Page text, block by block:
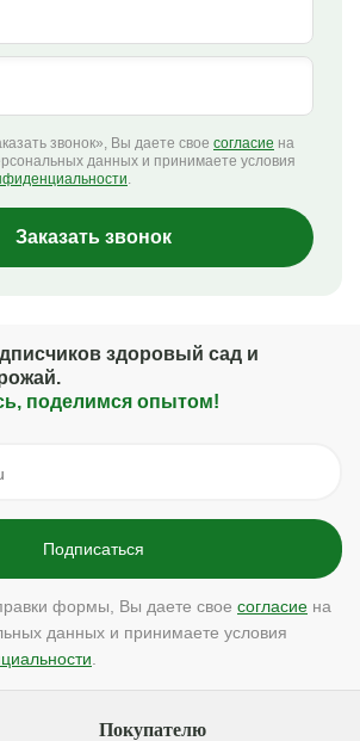
звонок», Вы даете свое согласие на
данных и принимаете условия
.
Заказать звонок
здоровый сад и
поделимся опытом!
формы, Вы даете свое согласие на
данных и принимаете условия
Покупателю